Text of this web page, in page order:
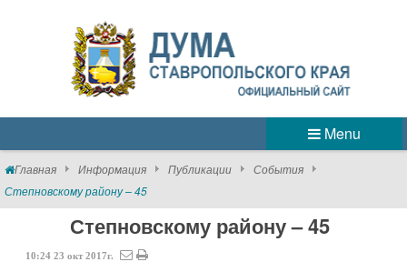
Menu
Главная Информация Публикации
События
Степновскому району – 45
Степновскому району – 45
10:24 23 окт 2017г.